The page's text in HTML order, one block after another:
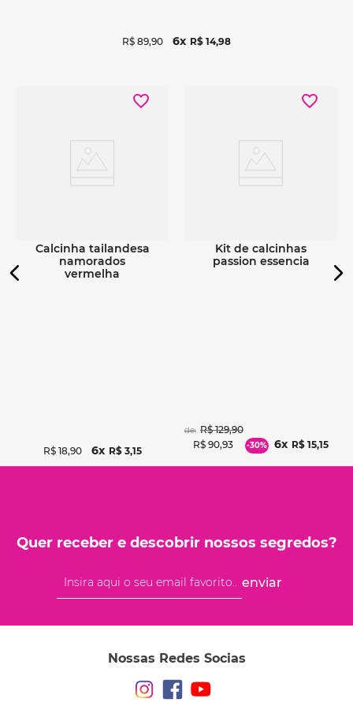
R$ 89,90 6 R$ 14,98
calcinha tailandesa
namorados
vermelha
R$ 18,90 6 R$ 3,15
kit de calcinhas
passion essencia
de: R$ 129,90
R$ 90,93 -30% 6 R$ 15,15
Quer receber e descobrir nossos segredos?
enviar
Nossas Redes Socias